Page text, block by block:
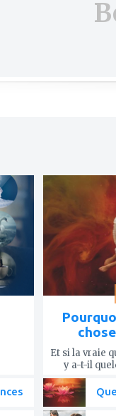
Et si la vraie
y a-t-il